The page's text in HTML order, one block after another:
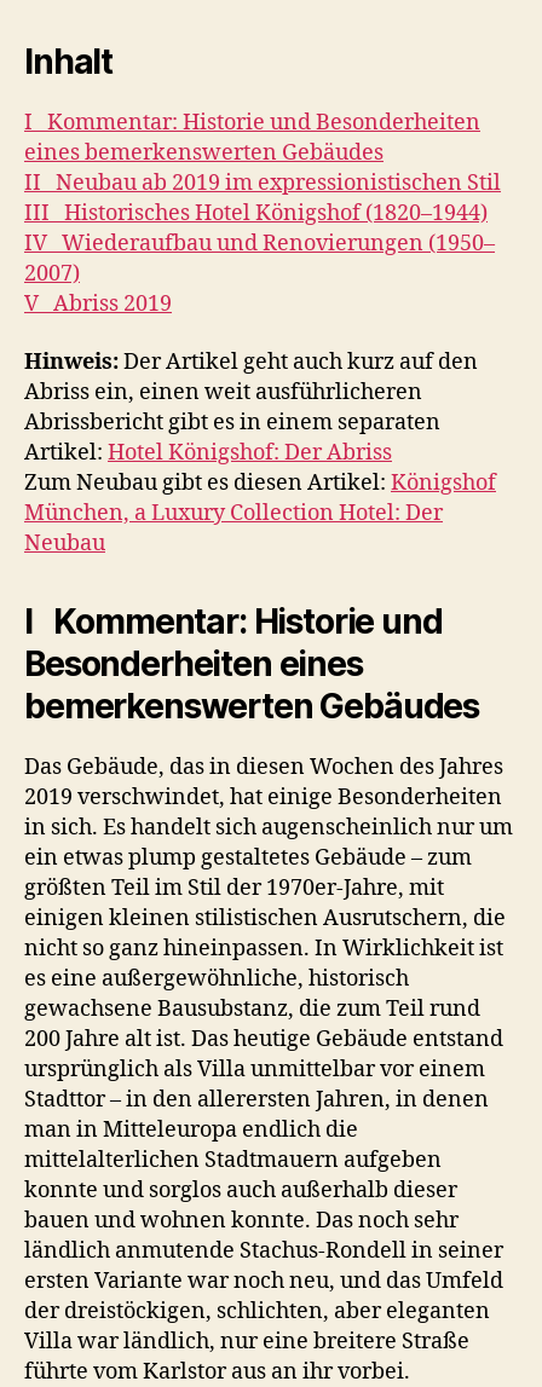
Inhalt
I Kommentar: Historie und Besonderheiten
eines bemerkenswerten Gebäudes
II Neubau ab 2019 im expressionistischen Stil
III Historisches Hotel Königshof (1820–1944)
IV Wiederaufbau und Renovierungen (1950–
2007)
V Abriss 2019
Hinweis:Der Artikel geht auch kurz auf den
Abriss ein, einen weit ausführlicheren
Abrissbericht gibt es in einem separaten
Artikel: Hotel Königshof: Der Abriss
Zum Neubau gibt es diesen Artikel: Königshof
München, a Luxury Collection Hotel: Der
Neubau
I Kommentar: Historie und
Besonderheiten eines
bemerkenswerten Gebäudes
Das Gebäude, das in diesen Wochen des Jahres
2019 verschwindet, hat einige Besonderheiten
in sich. Es handelt sich augenscheinlich nur um
ein etwas plump gestaltetes Gebäude – zum
größten Teil im Stil der 1970er-Jahre, mit
einigen kleinen stilistischen Ausrutschern, die
nicht so ganz hineinpassen. In Wirklichkeit ist
es eine außergewöhnliche, historisch
gewachsene Bausubstanz, die zum Teil rund
200 Jahre alt ist. Das heutige Gebäude entstand
ursprünglich als Villa unmittelbar vor einem
Stadttor – in den allerersten Jahren, in denen
man in Mitteleuropa endlich die
mittelalterlichen Stadtmauern aufgeben
konnte und sorglos auch außerhalb dieser
bauen und wohnen konnte. Das noch sehr
ländlich anmutende Stachus-Rondell in seiner
ersten Variante war noch neu, und das Umfeld
der dreistöckigen, schlichten, aber eleganten
Villa war ländlich, nur eine breitere Straße
führte vom Karlstor aus an ihr vorbei.